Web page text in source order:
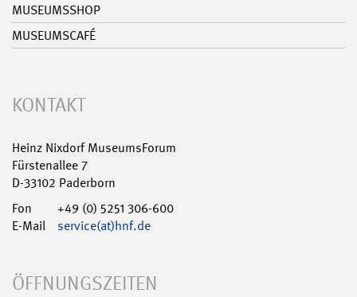
MUSEUMSSHOP
MUSEUMSCAFÉ
KONTAKT
Heinz Nixdorf MuseumsForum
Fürstenallee 7
D-33102 Paderborn
Fon
+49 (0) 5251 306-600
E-Mail
service(at)hnf.de
ÖFFNUNGSZEITEN